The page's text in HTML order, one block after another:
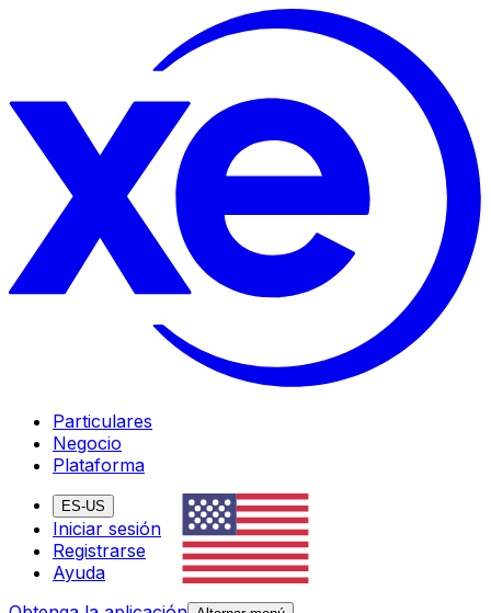
Particulares
Negocio
Plataforma
ES-US
Iniciar sesión
Registrarse
Ayuda